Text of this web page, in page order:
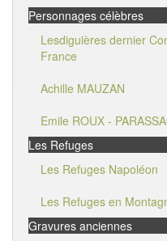
Personnages célèbres
Lesdiguières dernier
France
Achille MAUZAN
Emile ROUX -
Les Refuges
Les Refuges Napoléon
Les Refuges en
Gravures anciennes